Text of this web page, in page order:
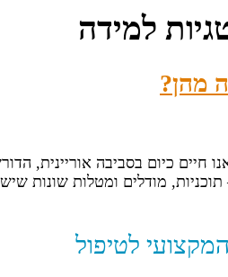
למידה
מהן?
חיים כיום בסביבה אוריינית,
מודלים ומטלות שונות
לטיפול